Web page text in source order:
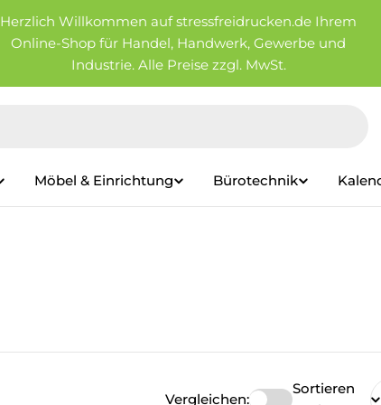
Herzlich Willkommen auf stressfreidrucken.de Ihrem
Online-Shop für Handel, Handwerk, Gewerbe und
Industrie. Alle Preise zzgl. MwSt.
Möbel & Einrichtung Bürotechnik
Vergleichen:
Sortieren